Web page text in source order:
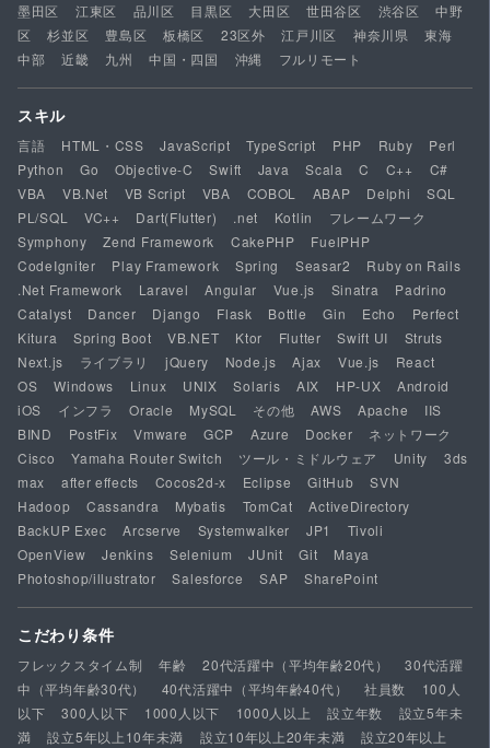
墨田区
江東区 品川区 目黒区 大田区 世田谷区 渋谷区
中野
区
杉並区 豊島区 板橋区 23区外 江戸川区 神奈川県
東海
中部
近畿 九州 中国・四国 沖縄 フルリモート
スキル
言語 HTML・CSS JavaScript TypeScript PHP Ruby
Perl
Python
Go Objective-C Swift Java Scala C C++
C#
VBA
VB.Net VB Script VBA COBOL ABAP Delphi
SQL
PL/SQL
VC++ Dart(Flutter) .net Kotlin
フレームワーク
Symphony
Zend Framework CakePHP
FuelPHP
CodeIgniter
Play Framework Spring Seasar2
Ruby on Rails
.Net Framework
Laravel Angular Vue.js Sinatra
Padrino
Catalyst
Dancer Django Flask Bottle Gin Echo
Perfect
Kitura
Spring Boot VB.NET Ktor Flutter Swift UI
Struts
Next.js
ライブラリ jQuery Node.js Ajax Vue.js
React
OS
Windows Linux UNIX Solaris AIX HP-UX
Android
iOS
インフラ Oracle MySQL その他 AWS Apache
IIS
BIND
PostFix Vmware GCP Azure Docker
ネットワーク
Cisco
Yamaha Router Switch ツール・ミドルウェア Unity
3ds
max
after effects Cocos2d-x Eclipse GitHub
SVN
Hadoop
Cassandra Mybatis TomCat
ActiveDirectory
BackUP Exec
Arcserve Systemwalker JP1
Tivoli
OpenView
Jenkins Selenium JUnit Git
Maya
Photoshop/illustrator
Salesforce SAP SharePoint
こだわり条件
フレックスタイム制 年齢 20代活躍中（平均年齢20代）
30代活躍
中（平均年齢30代）
40代活躍中（平均年齢40代） 社員数
100人
以下
300人以下 1000人以下 1000人以上 設立年数
設立5年未
満
設立5年以上10年未満 設立10年以上20年未満 設立20年以上